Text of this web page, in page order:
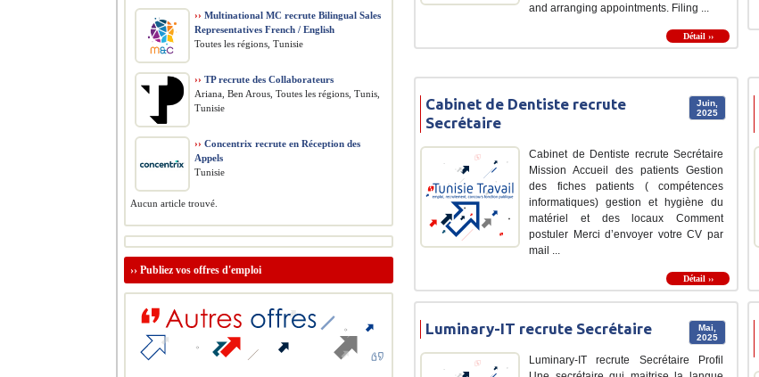
and arranging appointments. Filing ...
Détail ››
Juin,
2025
Cabinet de Dentiste recrute
Secrétaire
Cabinet de Dentiste recrute Secrétaire
Mission Accueil des patients Gestion
des fiches patients ( compétences
informatiques) gestion et hygiène du
matériel et des locaux Comment
postuler Merci d’envoyer votre CV par
mail ...
Détail ››
Mai,
2025
Luminary-IT recrute Secrétaire
Luminary-IT recrute Secrétaire Profil
›› Multinational MC recrute Bilingual Sales
Representatives French / English
Toutes les régions, Tunisie
›› TP recrute des Collaborateurs
Ariana, Ben Arous, Toutes les régions, Tunis,
Tunisie
›› Concentrix recrute en Réception des
Appels
Tunisie
Aucun article trouvé.
›› Publiez vos offres d'emploi